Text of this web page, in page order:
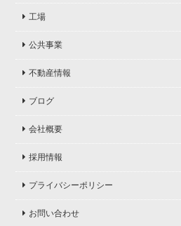
工場
公共事業
不動産情報
ブログ
会社概要
採用情報
プライバシーポリシー
お問い合わせ